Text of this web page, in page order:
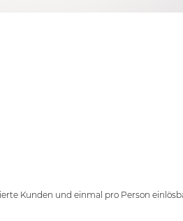
Kunden und einmal pro Person